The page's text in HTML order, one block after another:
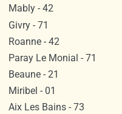
Mably - 42
Givry - 71
Roanne - 42
Paray Le Monial - 71
Beaune - 21
Miribel - 01
Aix Les Bains - 73